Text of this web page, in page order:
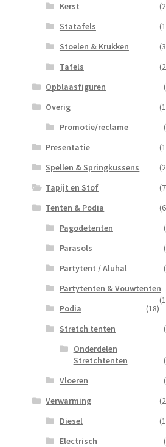
Kerst
Statafels
Stoelen & Krukken
Tafels
Opblaasfiguren
Overig
Promotie/reclame
Presentatie
Spellen & Springkussens
Tapijt en Stof
Tenten & Podia
Pagodetenten
Parasols
Partytent / Aluhal
Partytenten & Vouwtenten
Podia
(18)
Stretch tenten
Onderdelen
Stretchtenten
Vloeren
Verwarming
Diesel
Electrisch